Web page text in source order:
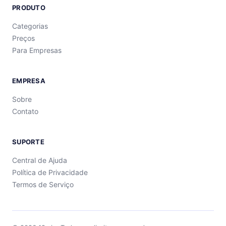
PRODUTO
Categorias
Preços
Para Empresas
EMPRESA
Sobre
Contato
SUPORTE
Central de Ajuda
Política de Privacidade
Termos de Serviço